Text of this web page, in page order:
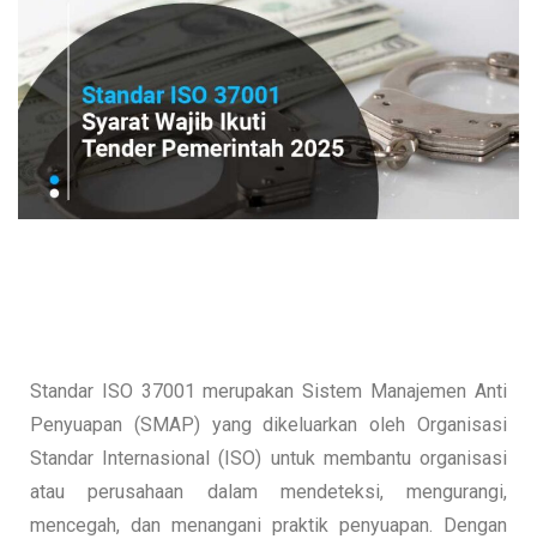
Standar ISO 37001 merupakan Sistem Manajemen Anti
Penyuapan (SMAP) yang dikeluarkan oleh Organisasi
Standar Internasional (ISO) untuk membantu organisasi
atau perusahaan dalam mendeteksi, mengurangi,
mencegah, dan menangani praktik penyuapan. Dengan